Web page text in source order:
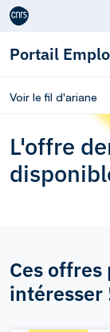
Aller au contenu
Portail
Voir le fil d'ariane
L'offre
Ces
intéresser